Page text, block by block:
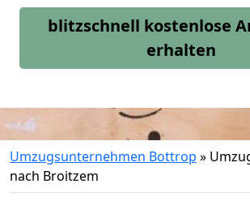
blitzschnell kostenlose
erhalten
Umzugsunternehmen Bottrop »
nach Broitzem